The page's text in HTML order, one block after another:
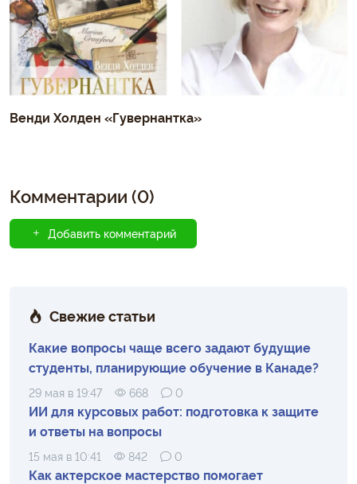
Венди Холден «Гувернантка»
Комментарии (0)
Добавить комментарий
Свежие статьи
Какие вопросы чаще всего задают будущие
студенты, планирующие обучение в Канаде?
29 мая в 19:47 668 0
ИИ для курсовых работ: подготовка к защите
и ответы на вопросы
15 мая в 10:41 842 0
Как актерское мастерство помогает